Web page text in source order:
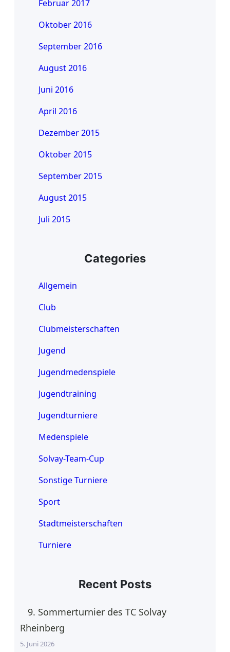
Februar 2017
Oktober 2016
September 2016
August 2016
Juni 2016
April 2016
Dezember 2015
Oktober 2015
September 2015
August 2015
Juli 2015
Categories
Allgemein
Club
Clubmeisterschaften
Jugend
Jugendmedenspiele
Jugendtraining
Jugendturniere
Medenspiele
Solvay-Team-Cup
Sonstige Turniere
Sport
Stadtmeisterschaften
Turniere
Recent Posts
9. Sommerturnier des TC Solvay
Rheinberg
5. Juni 2026